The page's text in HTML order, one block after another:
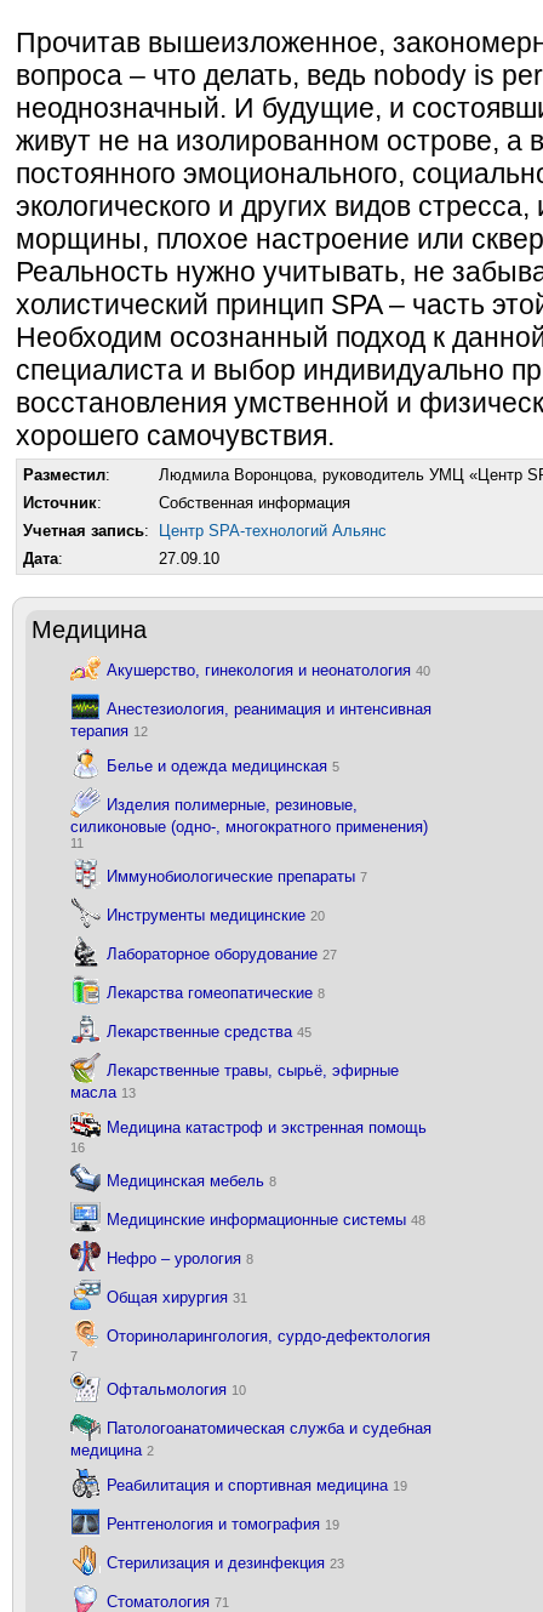
Прочитав вышеизложенное,
вопроса – что делать, ведь nobody is
неоднозначный. И будущие, и
живут не на изолированном острове, а
постоянного эмоционального,
экологического и других видов
морщины, плохое настроение или
Реальность нужно учитывать, не
холистический принцип SPA – часть
Необходим осознанный подход к
специалиста и выбор индивидуально
восстановления умственной и
хорошего самочувствия.
Разместил:
Людмила Воронцова, руководитель УМЦ «Центр
Источник:
Собственная информация
Учетная запись:
Центр SPA-технологий Альянс
Дата: 27.09.10
Медицина
Акушерство, гинекология и неонатология 40
Анестезиология, реанимация и интенсивная
терапия 12
Белье и одежда медицинская 5
Изделия полимерные, резиновые,
силиконовые (одно-, многократного применения)
11
Иммунобиологические препараты 7
Инструменты медицинские 20
Лабораторное оборудование 27
Лекарства гомеопатические 8
Лекарственные средства 45
Лекарственные травы, сырьё, эфирные
масла 13
Медицина катастроф и экстренная помощь
16
Медицинская мебель 8
Медицинские информационные системы 48
Нефро – урология 8
Общая хирургия 31
Оториноларингология, сурдо-дефектология
7
Офтальмология 10
Патологоанатомическая служба и судебная
медицина 2
Реабилитация и спортивная медицина 19
Рентгенология и томография 19
Стерилизация и дезинфекция 23
Стоматология 71